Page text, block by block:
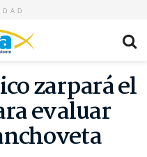
zarpará el
evaluar